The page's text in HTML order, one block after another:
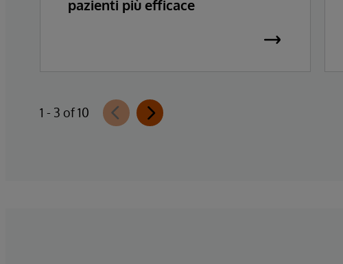
pazienti più efficace
1 - 3 of 10